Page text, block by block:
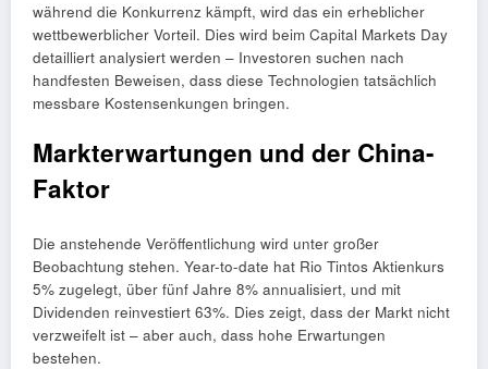
während die Konkurrenz kämpft, wird das ein erheblicher
wettbewerblicher Vorteil. Dies wird beim Capital Markets Day
detailliert analysiert werden – Investoren suchen nach
handfesten Beweisen, dass diese Technologien tatsächlich
messbare Kostensenkungen bringen.
Markterwartungen und der China-
Faktor
Die anstehende Veröffentlichung wird unter großer
Beobachtung stehen. Year-to-date hat Rio Tintos Aktienkurs
5% zugelegt, über fünf Jahre 8% annualisiert, und mit
Dividenden reinvestiert 63%. Dies zeigt, dass der Markt nicht
verzweifelt ist – aber auch, dass hohe Erwartungen
bestehen.